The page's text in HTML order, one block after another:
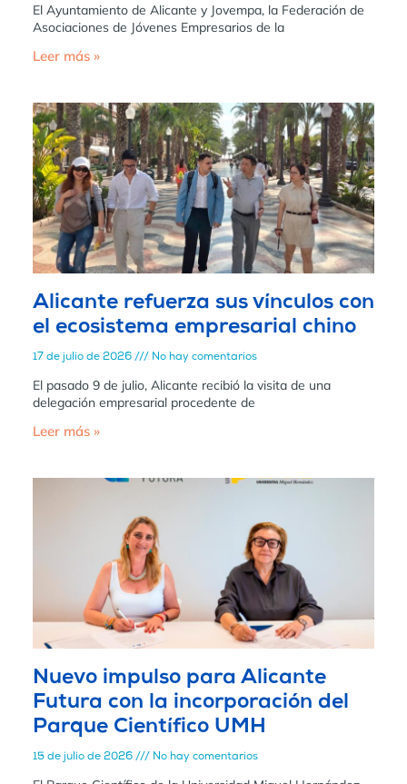
El Ayuntamiento de Alicante y Jovempa, la Federación de
Asociaciones de Jóvenes Empresarios de la
Leer más »
Alicante refuerza sus vínculos con
el ecosistema empresarial chino
17 de julio de 2026 No hay comentarios
El pasado 9 de julio, Alicante recibió la visita de una
delegación empresarial procedente de
Leer más »
Nuevo impulso para Alicante
Futura con la incorporación del
Parque Científico UMH
15 de julio de 2026 No hay comentarios